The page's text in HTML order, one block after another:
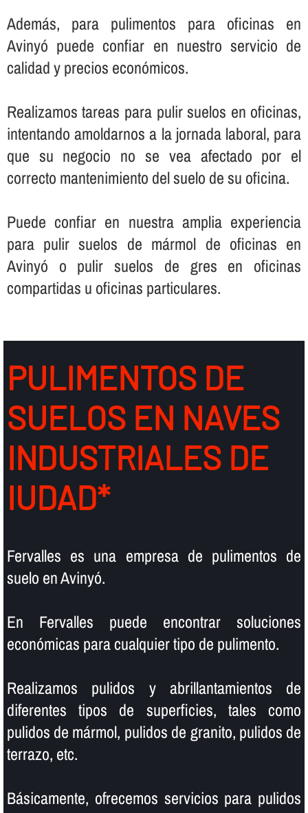
Además, para pulimentos para oficinas en
Avinyó puede confiar en nuestro servicio de
calidad y precios económicos.
Realizamos tareas para pulir suelos en oficinas,
intentando amoldarnos a la jornada laboral, para
que su negocio no se vea afectado por el
correcto mantenimiento del suelo de su oficina.
Puede confiar en nuestra amplia experiencia
para pulir suelos de mármol de oficinas en
Avinyó o pulir suelos de gres en oficinas
compartidas u oficinas particulares.
PULIMENTOS DE
SUELOS EN NAVES
INDUSTRIALES DE
IUDAD*
Fervalles es una empresa de pulimentos de
suelo en Avinyó.
En Fervalles puede encontrar soluciones
económicas para cualquier tipo de pulimento.
Realizamos pulidos y abrillantamientos de
diferentes tipos de superficies, tales como
pulidos de mármol, pulidos de granito, pulidos de
terrazo, etc.
Básicamente, ofrecemos servicios para pulidos